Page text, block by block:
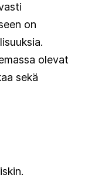
on
olevat
sekä